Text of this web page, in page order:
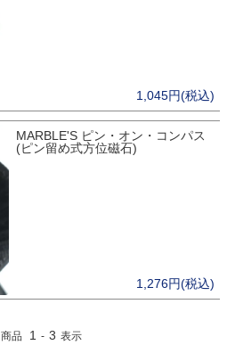
1,045円(税込)
MARBLE'S ピン・オン・コンパス
(ピン留め式方位磁石)
1,276円(税込)
商品 1 - 3 表示